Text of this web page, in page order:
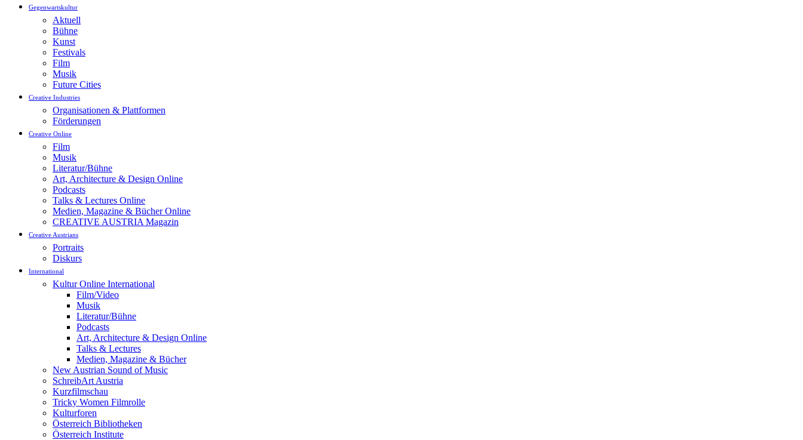
Gegenwartskultur
Aktuell
Bühne
Kunst
Festivals
Film
Musik
Future Cities
Creative Industries
Organisationen & Plattformen
Förderungen
Creative Online
Film
Musik
Literatur/Bühne
Art, Architecture & Design Online
Podcasts
Talks & Lectures Online
Medien, Magazine & Bücher Online
CREATIVE AUSTRIA Magazin
Creative Austrians
Portraits
Diskurs
International
Kultur Online International
Film/Video
Musik
Literatur/Bühne
Podcasts
Art, Architecture & Design Online
Talks & Lectures
Medien, Magazine & Bücher
New Austrian Sound of Music
SchreibArt Austria
Kurzfilmschau
Tricky Women Filmrolle
Kulturforen
Österreich Bibliotheken
Österreich Institute